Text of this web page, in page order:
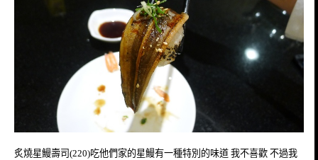
炙燒星鰻壽司(220)吃他們家的星鰻有一種特別的味道 我不喜歡 不過我